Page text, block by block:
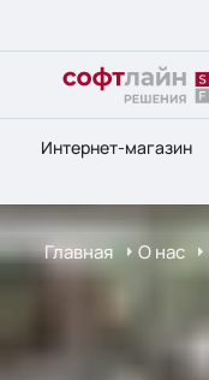
Интернет-магазин
Главная О нас